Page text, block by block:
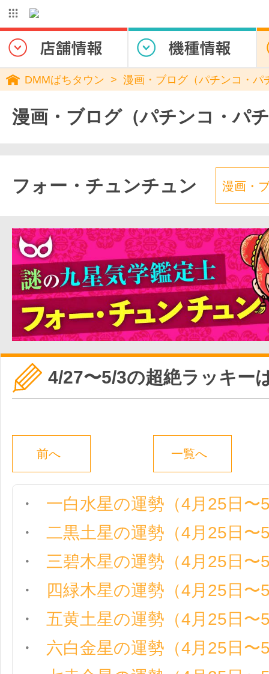
DMMぱちタウン 漫画・ブログ（パチンコ・パ
漫画・ブログ（パチンコ・パ
フォー・チュンチュン 漫画・
4/27〜5/3の超絶ラッキー
前へ 一覧へ
一白水星の運勢（4月25日〜
二黒土星の運勢（4月25日〜
三碧木星の運勢（4月25日〜
四緑木星の運勢（4月25日〜
五黄土星の運勢（4月25日〜
六白金星の運勢（4月25日〜